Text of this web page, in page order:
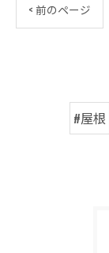
< 前のページ
#屋根